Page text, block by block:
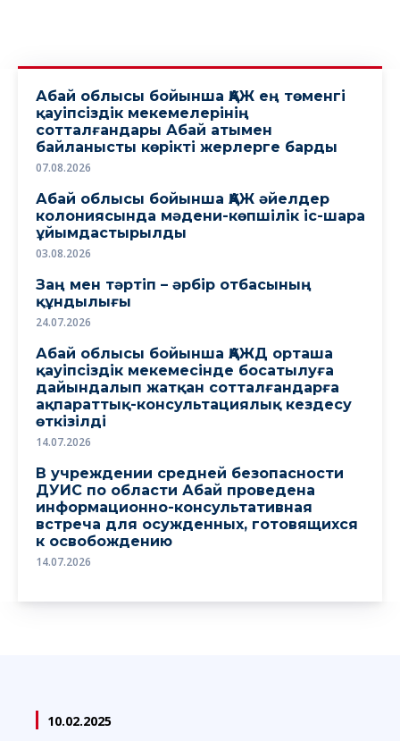
Абай облысы бойынша ҚАЖ ең төменгі
қауіпсіздік мекемелерінің
сотталғандары Абай атымен
байланысты көрікті жерлерге барды
07.08.2026
Абай облысы бойынша ҚАЖ әйелдер
колониясында мәдени-көпшілік іс-шара
ұйымдастырылды
03.08.2026
Заң мен тәртіп – әрбір отбасының
құндылығы
24.07.2026
Абай облысы бойынша ҚАЖД орташа
қауіпсіздік мекемесінде босатылуға
дайындалып жатқан сотталғандарға
ақпараттық-консультациялық кездесу
өткізілді
14.07.2026
В учреждении средней безопасности
ДУИС по области Абай проведена
информационно-консультативная
встреча для осужденных, готовящихся
к освобождению
14.07.2026